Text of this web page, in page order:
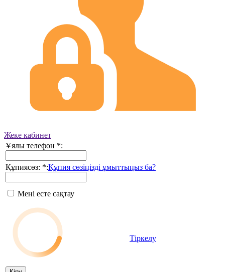
Жеке кабинет
Ұялы телефон *:
Құпиясөз: *:Құпия сөзіңізді ұмыттыңыз ба?
Мені есте сақтау
Тіркелу